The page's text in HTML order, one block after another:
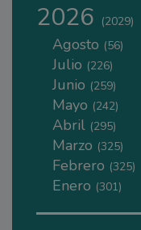
2026 (2029)
Agosto (56)
Julio (226)
Junio (259)
Mayo (242)
Abril (295)
Marzo (325)
Febrero (325)
Enero (301)